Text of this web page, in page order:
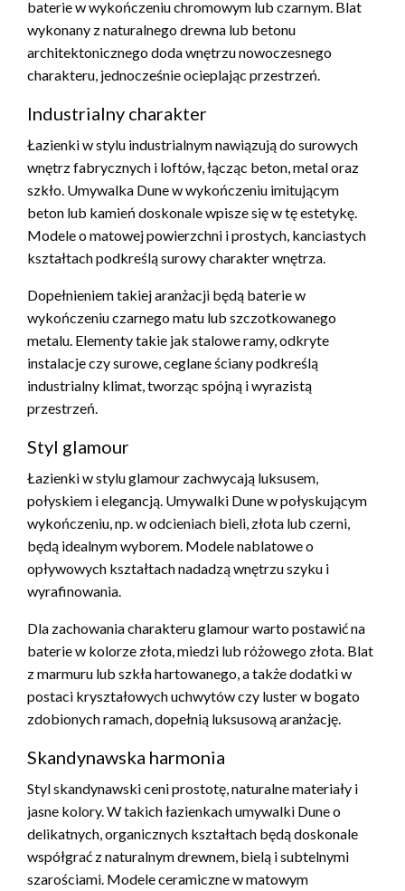
baterie w wykończeniu chromowym lub czarnym. Blat
wykonany z naturalnego drewna lub betonu
architektonicznego doda wnętrzu nowoczesnego
charakteru, jednocześnie ocieplając przestrzeń.
Industrialny charakter
Łazienki w stylu industrialnym nawiązują do surowych
wnętrz fabrycznych i loftów, łącząc beton, metal oraz
szkło. Umywalka Dune w wykończeniu imitującym
beton lub kamień doskonale wpisze się w tę estetykę.
Modele o matowej powierzchni i prostych, kanciastych
kształtach podkreślą surowy charakter wnętrza.
Dopełnieniem takiej aranżacji będą baterie w
wykończeniu czarnego matu lub szczotkowanego
metalu. Elementy takie jak stalowe ramy, odkryte
instalacje czy surowe, ceglane ściany podkreślą
industrialny klimat, tworząc spójną i wyrazistą
przestrzeń.
Styl glamour
Łazienki w stylu glamour zachwycają luksusem,
połyskiem i elegancją. Umywalki Dune w połyskującym
wykończeniu, np. w odcieniach bieli, złota lub czerni,
będą idealnym wyborem. Modele nablatowe o
opływowych kształtach nadadzą wnętrzu szyku i
wyrafinowania.
Dla zachowania charakteru glamour warto postawić na
baterie w kolorze złota, miedzi lub różowego złota. Blat
z marmuru lub szkła hartowanego, a także dodatki w
postaci kryształowych uchwytów czy luster w bogato
zdobionych ramach, dopełnią luksusową aranżację.
Skandynawska harmonia
Styl skandynawski ceni prostotę, naturalne materiały i
jasne kolory. W takich łazienkach umywalki Dune o
delikatnych, organicznych kształtach będą doskonale
współgrać z naturalnym drewnem, bielą i subtelnymi
szarościami. Modele ceramiczne w matowym